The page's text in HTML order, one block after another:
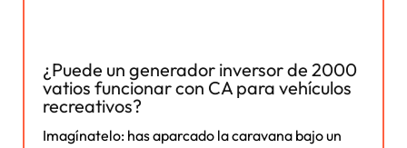
¿Puede un generador inversor de 2000
vatios funcionar con CA para vehículos
recreativos?
Imagínatelo: has aparcado la caravana bajo un